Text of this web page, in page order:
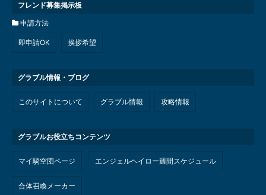
フレンド募集掲示板
申請方法
即申請OK 挨拶希望
グラブル情報・ブログ
このサイトについて グラブル情報 攻略情報
グラブルお役立ちコンテンツ
マイ騎空団ページ エンジェルヘイロー週間スケジュール
合体召喚メーカー